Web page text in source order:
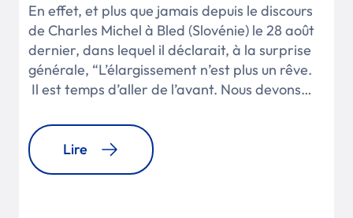
En effet, et plus que jamais depuis le discours
de Charles Michel à Bled (Slovénie) le 28 août
dernier, dans lequel il déclarait, à la surprise
générale, “L’élargissement n’est plus un rêve.
Il est temps d’aller de l’avant. Nous devons…
Lire